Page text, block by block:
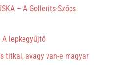
– A Gollerits-Szőcs
A lepkegyűjtő
titkai, avagy van-e magyar